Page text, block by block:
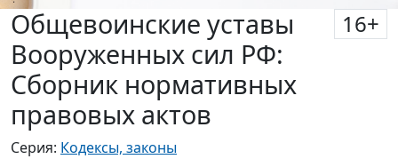
Общевоинские уставы
Вооруженных сил РФ:
Сборник нормативных
правовых актов
16+
Серия: Кодексы, законы